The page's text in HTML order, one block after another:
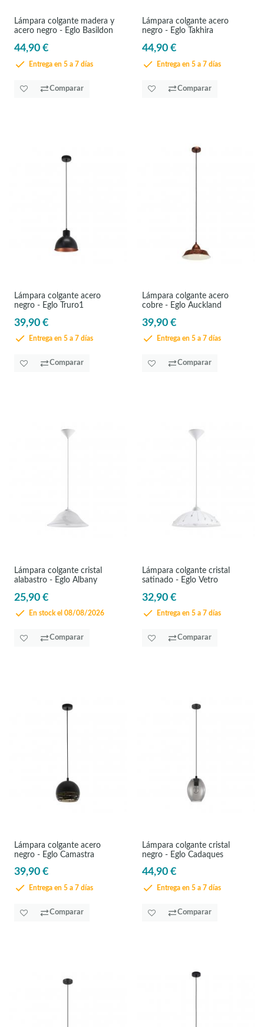
Lámpara colgante madera y
acero negro - Eglo Basildon
44,90 €
Entrega en 5 a 7 días
Comparar
Lámpara colgante acero
negro - Eglo Takhira
44,90 €
Entrega en 5 a 7 días
Comparar
Lámpara colgante acero
negro - Eglo Truro1
39,90 €
Entrega en 5 a 7 días
Comparar
Lámpara colgante acero
cobre - Eglo Auckland
39,90 €
Entrega en 5 a 7 días
Comparar
Lámpara colgante cristal
alabastro - Eglo Albany
25,90 €
En stock el 08/08/2026
Comparar
Lámpara colgante cristal
satinado - Eglo Vetro
32,90 €
Entrega en 5 a 7 días
Comparar
Lámpara colgante acero
negro - Eglo Camastra
39,90 €
Entrega en 5 a 7 días
Comparar
Lámpara colgante cristal
negro - Eglo Cadaques
44,90 €
Entrega en 5 a 7 días
Comparar